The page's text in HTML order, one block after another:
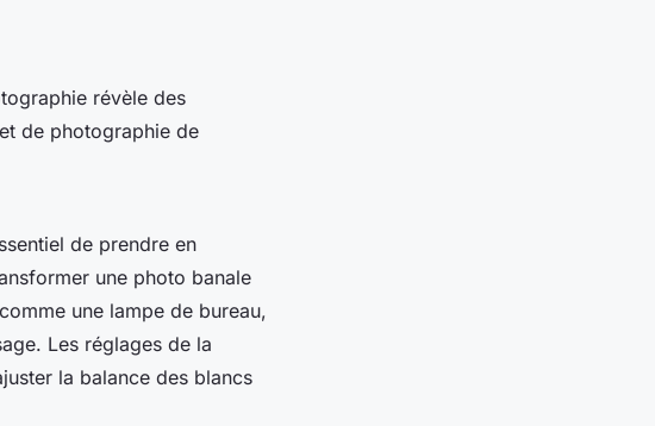
révèle des
et de photographie de
de prendre en
une photo banale
une lampe de bureau,
Les réglages de la
la balance des blancs